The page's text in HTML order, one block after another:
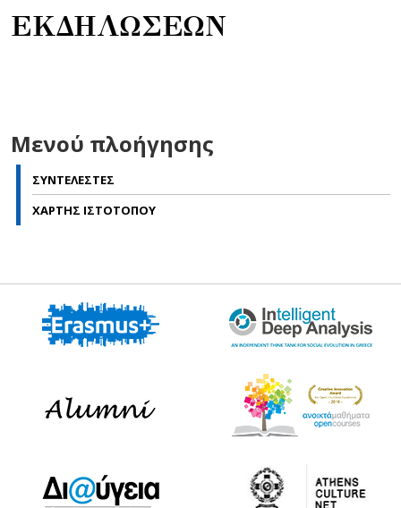
ΕΚΔΗΛΩΣΕΩΝ
Μενού πλοήγησης
ΣΥΝΤΕΛΕΣΤΕΣ
ΧΑΡΤΗΣ ΙΣΤΟΤΟΠΟΥ